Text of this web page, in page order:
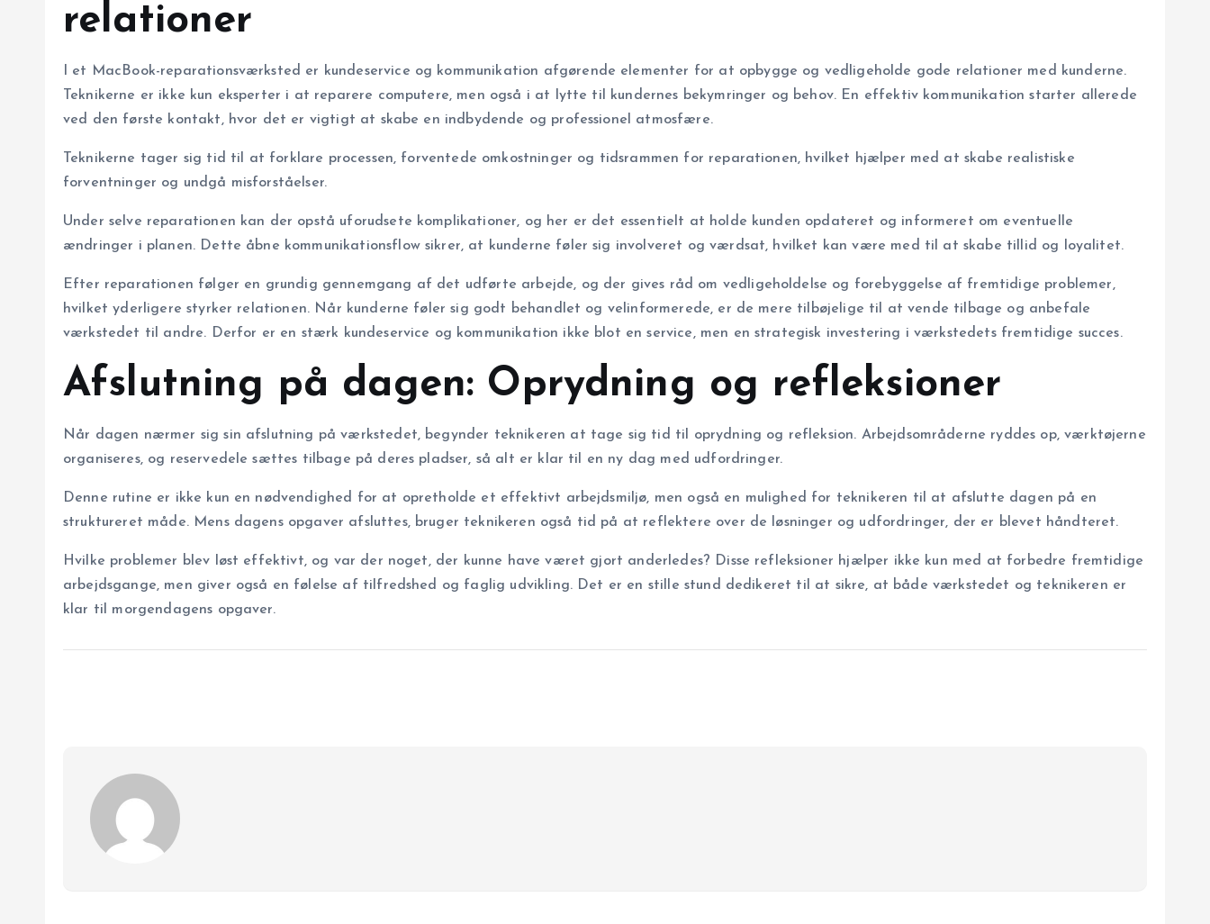
relationer
I et MacBook-reparationsværksted er kundeservice og kommunikation afgørende elementer for at opbygge og vedligeholde gode relationer med kunderne.
Teknikerne er ikke kun eksperter i at reparere computere, men også i at lytte til kundernes bekymringer og behov. En effektiv kommunikation starter allerede
ved den første kontakt, hvor det er vigtigt at skabe en indbydende og professionel atmosfære.
Teknikerne tager sig tid til at forklare processen, forventede omkostninger og tidsrammen for reparationen, hvilket hjælper med at skabe realistiske
forventninger og undgå misforståelser.
Under selve reparationen kan der opstå uforudsete komplikationer, og her er det essentielt at holde kunden opdateret og informeret om eventuelle
ændringer i planen. Dette åbne kommunikationsflow sikrer, at kunderne føler sig involveret og værdsat, hvilket kan være med til at skabe tillid og loyalitet.
Efter reparationen følger en grundig gennemgang af det udførte arbejde, og der gives råd om vedligeholdelse og forebyggelse af fremtidige problemer,
hvilket yderligere styrker relationen. Når kunderne føler sig godt behandlet og velinformerede, er de mere tilbøjelige til at vende tilbage og anbefale
værkstedet til andre. Derfor er en stærk kundeservice og kommunikation ikke blot en service, men en strategisk investering i værkstedets fremtidige succes.
Afslutning på dagen: Oprydning og refleksioner
Når dagen nærmer sig sin afslutning på værkstedet, begynder teknikeren at tage sig tid til oprydning og refleksion. Arbejdsområderne ryddes op, værktøjerne
organiseres, og reservedele sættes tilbage på deres pladser, så alt er klar til en ny dag med udfordringer.
Denne rutine er ikke kun en nødvendighed for at opretholde et effektivt arbejdsmiljø, men også en mulighed for teknikeren til at afslutte dagen på en
struktureret måde. Mens dagens opgaver afsluttes, bruger teknikeren også tid på at reflektere over de løsninger og udfordringer, der er blevet håndteret.
Hvilke problemer blev løst effektivt, og var der noget, der kunne have været gjort anderledes? Disse refleksioner hjælper ikke kun med at forbedre fremtidige
arbejdsgange, men giver også en følelse af tilfredshed og faglig udvikling. Det er en stille stund dedikeret til at sikre, at både værkstedet og teknikeren er
klar til morgendagens opgaver.